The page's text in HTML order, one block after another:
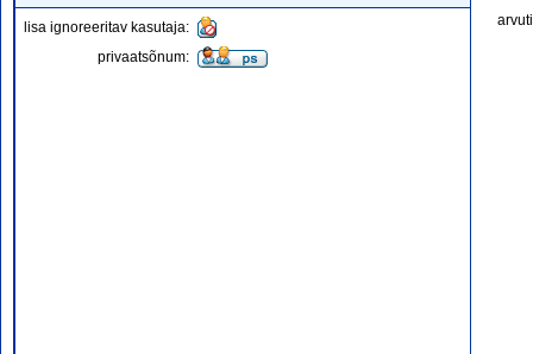
lisa ignoreeritav kasutaja:
privaatsõnum: